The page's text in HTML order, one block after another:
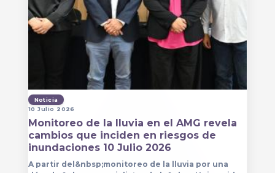
Noticia
10 Julio 2026
Monitoreo de la lluvia en el AMG revela
cambios que inciden en riesgos de
inundaciones 10 Julio 2026
A partir del&nbsp;monitoreo de la lluvia por una